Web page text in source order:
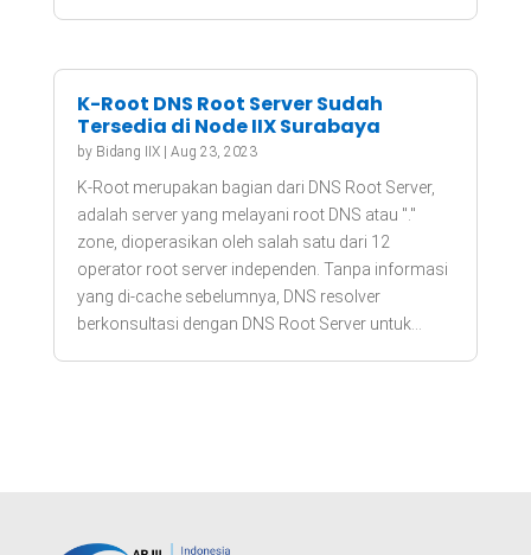
K-Root DNS Root Server Sudah
Tersedia di Node IIX Surabaya
by Bidang IIX| Aug 23, 2023
K-Root merupakan bagian dari DNS Root Server,
adalah server yang melayani root DNS atau "."
zone, dioperasikan oleh salah satu dari 12
operator root server independen. Tanpa informasi
yang di-cache sebelumnya, DNS resolver
berkonsultasi dengan DNS Root Server untuk...